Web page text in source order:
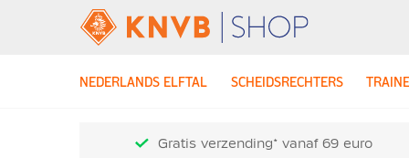
NEDERLANDS ELFTAL SCHEIDSRECHTERS
Gratis verzending* vanaf 69 euro